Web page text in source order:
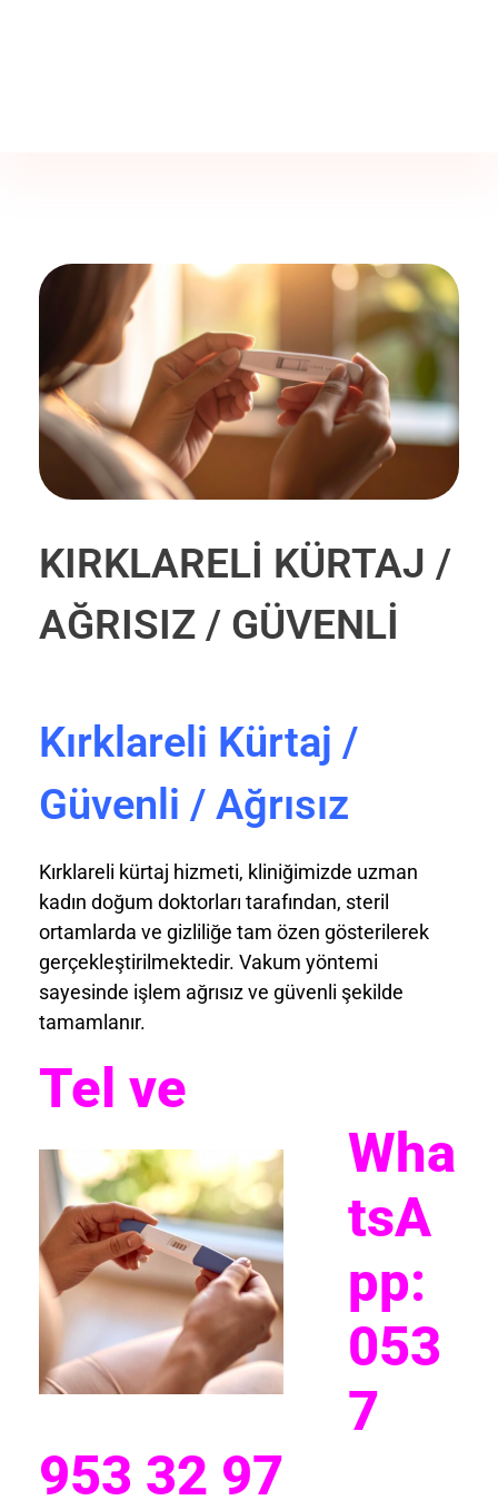
KIRKLARELİ KÜRTAJ /
AĞRISIZ / GÜVENLİ
Kırklareli Kürtaj /
Güvenli / Ağrısız
Kırklareli kürtaj hizmeti, kliniğimizde uzman
kadın doğum doktorları tarafından, steril
ortamlarda ve gizliliğe tam özen gösterilerek
gerçekleştirilmektedir. Vakum yöntemi
sayesinde işlem ağrısız ve güvenli şekilde
tamamlanır.
Tel ve
Wha
tsA
pp:
053
7
953 32 97